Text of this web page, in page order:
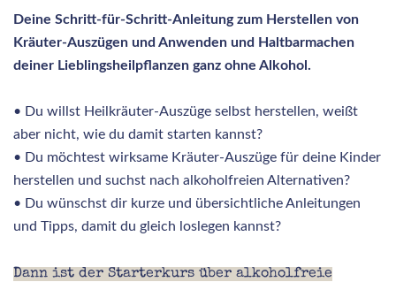
Deine Schritt-für-Schritt-Anleitung zum Herstellen von
Kräuter-Auszügen und Anwenden und Haltbarmachen
deiner Lieblingsheilpflanzen ganz ohne Alkohol.
• Du willst Heilkräuter-Auszüge selbst herstellen, weißt
aber nicht, wie du damit starten kannst?
• Du möchtest wirksame Kräuter-Auszüge für deine Kinder
herstellen und suchst nach alkoholfreien Alternativen?
• Du wünschst dir kurze und übersichtliche Anleitungen
und Tipps, damit du gleich loslegen kannst?
Dann ist der Starterkurs über alkoholfreie